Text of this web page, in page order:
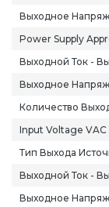
Выходное
Power Supply
Выходной Ток -
Выходное
Количество
Input Voltage VAC
Тип Выхода
Выходной Ток -
Выходное